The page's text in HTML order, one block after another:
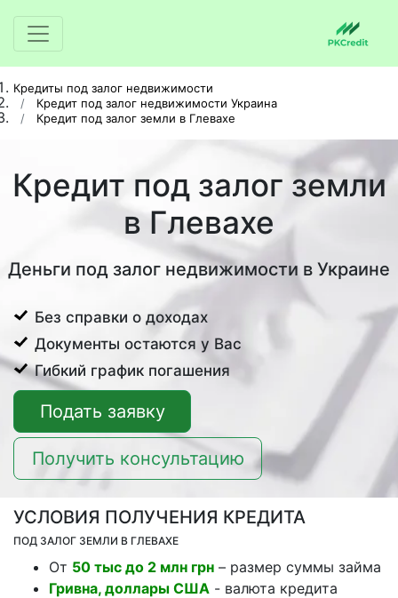
Кредиты под залог недвижимости
Кредит под залог недвижимости Украина
Кредит под залог земли в Глевахе
Кредит под залог земли
в Глевахе
Деньги под залог недвижимости в Украине
Без справки о доходах
Документы остаются у Вас
Гибкий график погашения
Подать заявку
Получить консультацию
УСЛОВИЯ ПОЛУЧЕНИЯ КРЕДИТА
ПОД ЗАЛОГ ЗЕМЛИ В ГЛЕВАХЕ
От 50 тыс до 2 млн грн – размер суммы займа
Гривна, доллары США - валюта кредита